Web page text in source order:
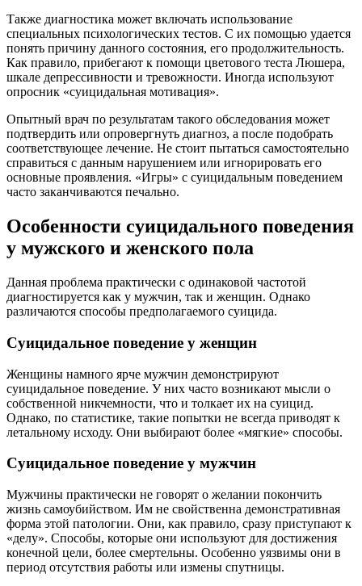
Также диагностика может включать использование
специальных психологических тестов. С их помощью удается
понять причину данного состояния, его продолжительность.
Как правило, прибегают к помощи цветового теста Люшера,
шкале депрессивности и тревожности. Иногда используют
опросник «суицидальная мотивация».
Опытный врач по результатам такого обследования может
подтвердить или опровергнуть диагноз, а после подобрать
соответствующее лечение. Не стоит пытаться самостоятельно
справиться с данным нарушением или игнорировать его
основные проявления. «Игры» с суицидальным поведением
часто заканчиваются печально.
Особенности суицидального поведения
у мужского и женского пола
Данная проблема практически с одинаковой частотой
диагностируется как у мужчин, так и женщин. Однако
различаются способы предполагаемого суицида.
Суицидальное поведение у женщин
Женщины намного ярче мужчин демонстрируют
суицидальное поведение. У них часто возникают мысли о
собственной никчемности, что и толкает их на суицид.
Однако, по статистике, такие попытки не всегда приводят к
летальному исходу. Они выбирают более «мягкие» способы.
Суицидальное поведение у мужчин
Мужчины практически не говорят о желании покончить
жизнь самоубийством. Им не свойственна демонстративная
форма этой патологии. Они, как правило, сразу приступают к
«делу». Способы, которые они используют для достижения
конечной цели, более смертельны. Особенно уязвимы они в
период отсутствия работы или измены спутницы.